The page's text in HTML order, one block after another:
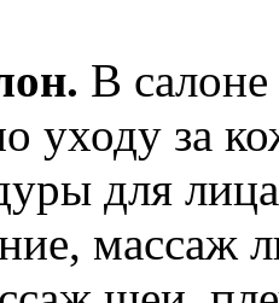
В
уходу за
для
массаж